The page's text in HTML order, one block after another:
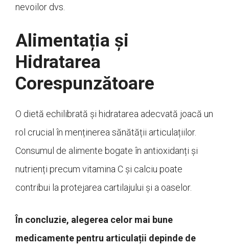
nevoilor dvs.
Alimentația și
Hidratarea
Corespunzătoare
O dietă echilibrată și hidratarea adecvată joacă un
rol crucial în menținerea sănătății articulațiilor.
Consumul de alimente bogate în antioxidanți și
nutrienți precum vitamina C și calciu poate
contribui la protejarea cartilajului și a oaselor.
În concluzie, alegerea celor mai bune
medicamente pentru articulații depinde de